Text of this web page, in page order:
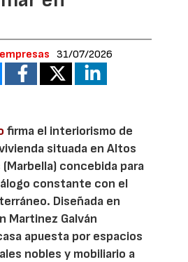
31/07/2026
firma el interiorismo de
situada en Altos
concebida para
constante con el
Diseñada en
Martinez Galván
apuesta por espacios
nobles y mobiliario a